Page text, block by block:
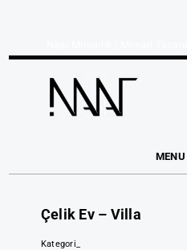
MENU
Çelik Ev – Villa
Kategori_